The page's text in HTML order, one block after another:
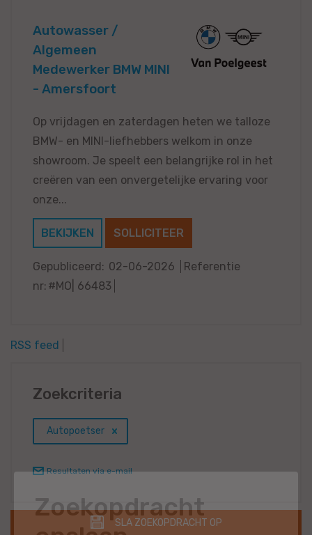
Autowasser /
Algemeen
Medewerker BMW MINI
- Amersfoort
Op vrijdagen en zaterdagen heten we talloze
BMW- en MINI-liefhebbers welkom in onze
showroom. Je speelt een belangrijke rol in het
creëren van een onvergetelijke ervaring voor
onze...
BEKIJKEN SOLLICITEER
Gepubliceerd: 02-06-2026
Referentie
nr: #MO| 66483
RSS feed
Zoekcriteria
Autopoetser
Resultaten via e-mail
SLA ZOEKOPDRACHT OP
Zoekopdracht